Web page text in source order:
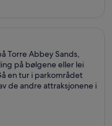
Torre Abbey Sands,
på bølgene eller lei
en tur i parkområdet
de andre attraksjonene i